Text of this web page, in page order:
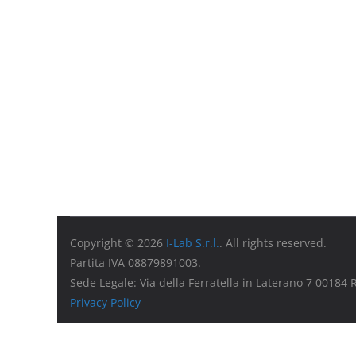
Copyright © 2026 I-Lab S.r.l.. All rights reserved.
Partita IVA 08879891003.
Sede Legale: Via della Ferratella in Laterano 7 00184
Privacy Policy